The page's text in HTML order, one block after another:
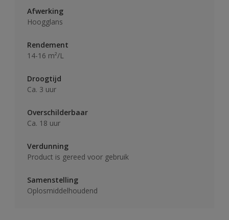
Afwerking
Hoogglans
Rendement
14-16 m²/L
Droogtijd
Ca. 3 uur
Overschilderbaar
Ca. 18 uur
Verdunning
Product is gereed voor gebruik
Samenstelling
Oplosmiddelhoudend